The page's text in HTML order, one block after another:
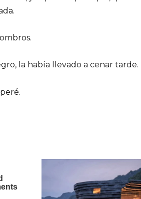
la había llevado a cenar tarde.